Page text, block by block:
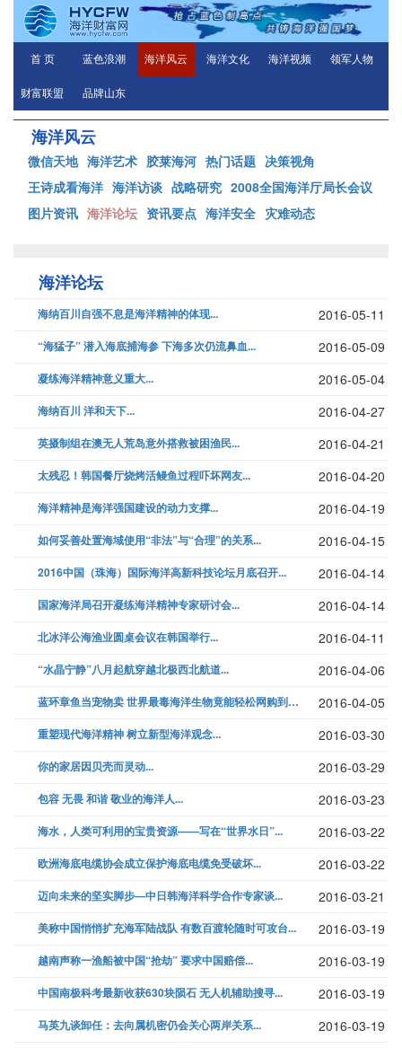
首 页 蓝色浪潮 海洋风云 海洋文化 海洋视频 领军人物
财富联盟 品牌山东
海洋风云
微信天地 海洋艺术 胶莱海河 热门话题 决策视角
王诗成看海洋 海洋访谈 战略研究 2008全国海洋厅局长会议
图片资讯 海洋论坛 资讯要点 海洋安全 灾难动态
海洋论坛
海纳百川自强不息是海洋精神的体现... 2016-05-11
“海猛子” 潜入海底捕海参 下海多次仍流鼻血... 2016-05-09
凝练海洋精神意义重大... 2016-05-04
海纳百川 洋和天下... 2016-04-27
英摄制组在澳无人荒岛意外搭救被困渔民... 2016-04-21
太残忍！韩国餐厅烧烤活鳗鱼过程吓坏网友... 2016-04-20
海洋精神是海洋强国建设的动力支撑... 2016-04-19
如何妥善处置海域使用“非法”与“合理”的关系... 2016-04-15
2016中国（珠海）国际海洋高新科技论坛月底召开... 2016-04-14
国家海洋局召开凝练海洋精神专家研讨会... 2016-04-14
北冰洋公海渔业圆桌会议在韩国举行... 2016-04-11
“水晶宁静”八月起航穿越北极西北航道... 2016-04-06
蓝环章鱼当宠物卖 世界最毒海洋生物竟能轻松网购到手？（图）... 2016-04-05
重塑现代海洋精神 树立新型海洋观念... 2016-03-30
你的家居因贝壳而灵动... 2016-03-29
包容 无畏 和谐 敬业的海洋人... 2016-03-23
海水，人类可利用的宝贵资源——写在“世界水日”... 2016-03-22
欧洲海底电缆协会成立保护海底电缆免受破坏... 2016-03-22
迈向未来的坚实脚步—中日韩海洋科学合作专家谈... 2016-03-21
美称中国悄悄扩充海军陆战队 有数百渡轮随时可攻台... 2016-03-19
越南声称一渔船被中国“抢劫” 要求中国赔偿... 2016-03-19
中国南极科考最新收获630块陨石 无人机辅助搜寻... 2016-03-19
马英九谈卸任：去向属机密仍会关心两岸关系... 2016-03-19